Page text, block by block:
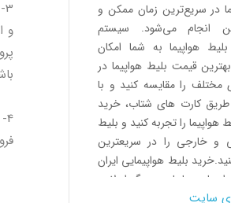
در سریع‌ترین زمان ممکن و
انجام می‌شود. سیستم
بلیط هواپیما به شما امکان
قیمت بلیط هواپیما در
مختلف را مقایسه کنید و با
کارت های شتاب، خرید
هواپیما را تجربه کنید و بلیط
و خارجی را در سریعترین
بلیط هواپیمایی ایران
ماهان و دیگر ایرلاین
فرودگاه با پرداخت ریالی از
سایت
و